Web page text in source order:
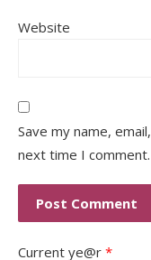
Website
Save my name,
next time I comment.
Current ye@r *